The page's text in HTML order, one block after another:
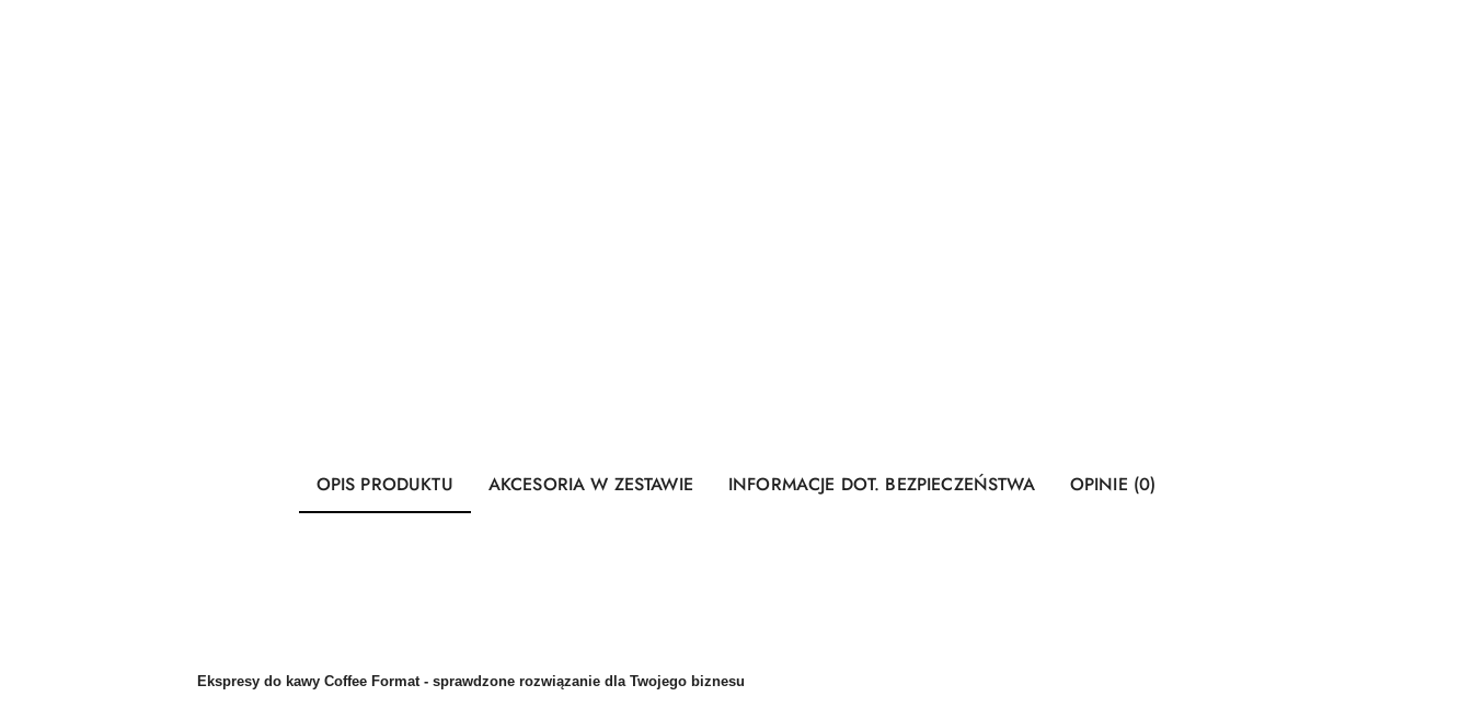
OPIS PRODUKTU AKCESORIA W ZESTAWIE INFORMACJE DOT. BEZPIECZEŃSTWA OPINIE (0)
Ekspresy do kawy Coffee Format - sprawdzone rozwiązanie dla Twojego biznesu